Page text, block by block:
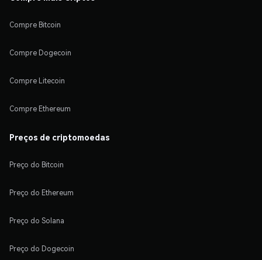
Compre Bitcoin
Compre Dogecoin
Compre Litecoin
Compre Ethereum
Preços de criptomoedas
Preço do Bitcoin
Preço do Ethereum
Preço do Solana
Preço do Dogecoin